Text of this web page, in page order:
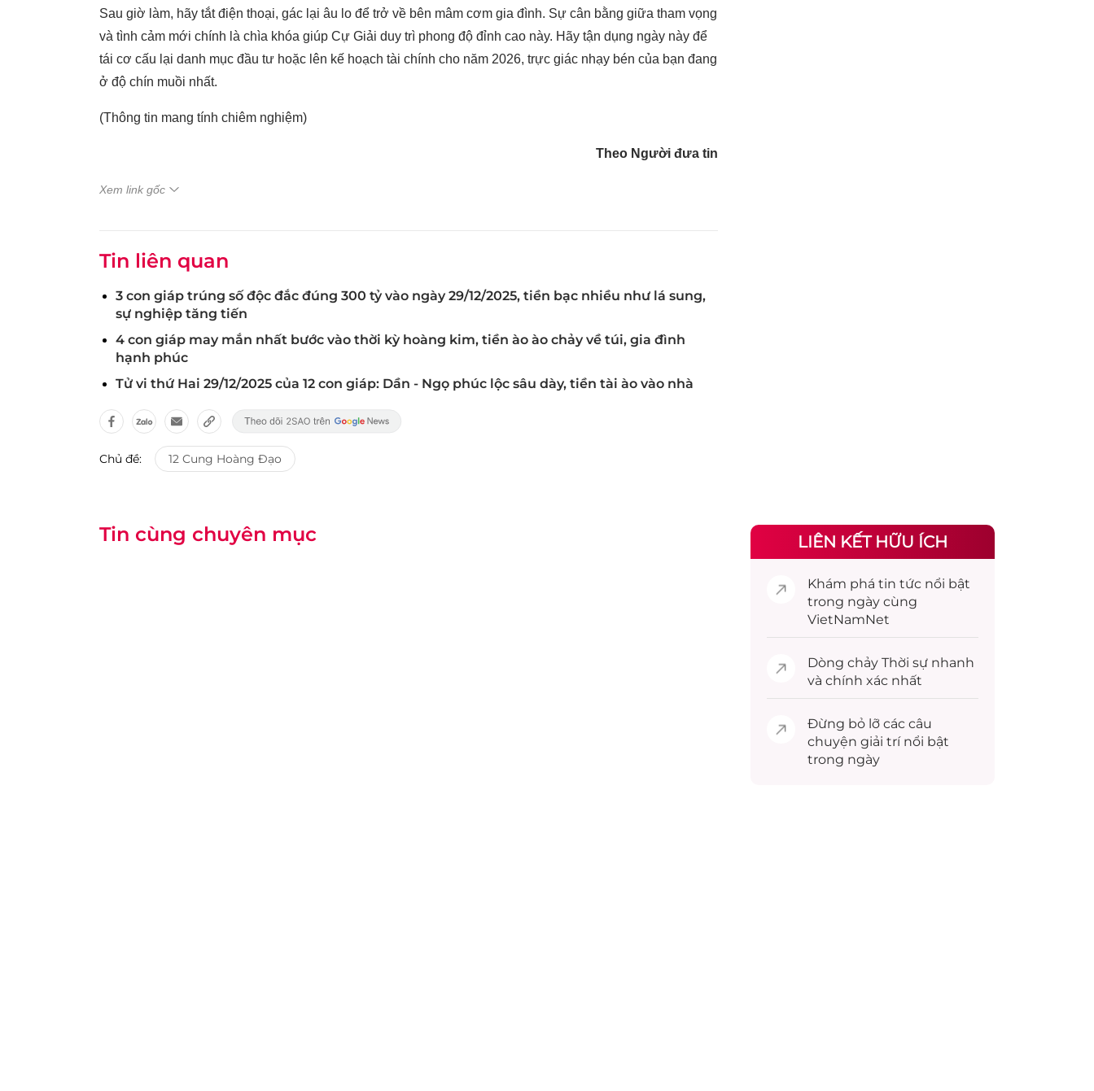
Sau giờ làm, hãy tắt điện thoại, gác lại âu lo để trở về bên mâm cơm gia đình. Sự cân bằng giữa tham vọng
và tình cảm mới chính là chìa khóa giúp Cự Giải duy trì phong độ đỉnh cao này. Hãy tận dụng ngày này để
tái cơ cấu lại danh mục đầu tư hoặc lên kế hoạch tài chính cho năm 2026, trực giác nhạy bén của bạn đang
ở độ chín muồi nhất.
(Thông tin mang tính chiêm nghiệm)
Theo Người đưa tin
Xem link gốc
Tin liên quan
3 con giáp trúng số độc đắc đúng 300 tỷ vào ngày 29/12/2025, tiền bạc nhiều như lá sung,
sự nghiệp tăng tiến
4 con giáp may mắn nhất bước vào thời kỳ hoàng kim, tiền ào ào chảy về túi, gia đình
hạnh phúc
Tử vi thứ Hai 29/12/2025 của 12 con giáp: Dần - Ngọ phúc lộc sâu dày, tiền tài ào vào nhà
Chủ đề: 12 Cung Hoàng Đạo
Tin cùng chuyên mục LIÊN KẾT HỮU ÍCH
Khám phá tin tức nổi bật
trong ngày cùng
VietNamNet
Dòng chảy Thời sự nhanh
và chính xác nhất
Đừng bỏ lỡ các câu
chuyện giải trínổi bật
trong ngày